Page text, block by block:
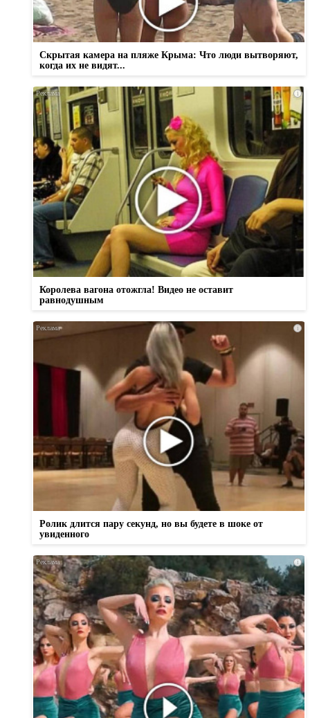
Скрытая камера на пляже Крыма: Что люди вытворяют,
когда их не видят...
i
Королева вагона отожгла! Видео не оставит
равнодушным
i
Ролик длится пару секунд, но вы будете в шоке от
увиденного
i